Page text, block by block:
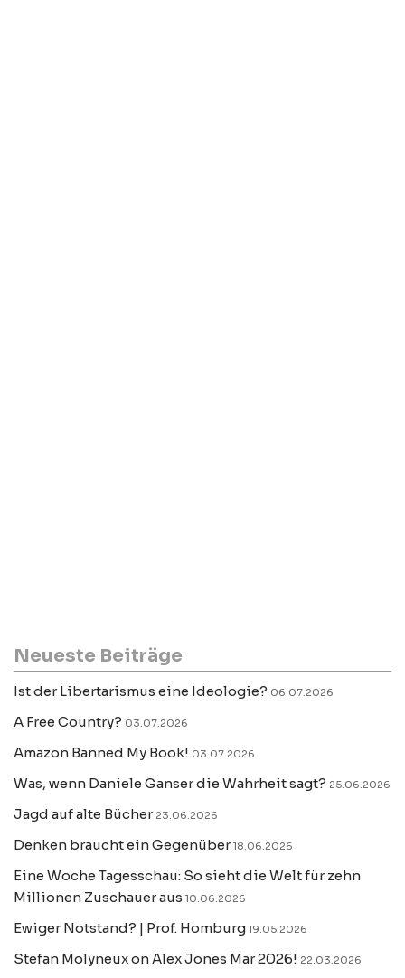
Neueste Beiträge
Ist der Libertarismus eine Ideologie? 06.07.2026
A Free Country? 03.07.2026
Amazon Banned My Book! 03.07.2026
Was, wenn Daniele Ganser die Wahrheit sagt? 25.06.2026
Jagd auf alte Bücher 23.06.2026
Denken braucht ein Gegenüber 18.06.2026
Eine Woche Tagesschau: So sieht die Welt für zehn
Millionen Zuschauer aus 10.06.2026
Ewiger Notstand? | Prof. Homburg 19.05.2026
Stefan Molyneux on Alex Jones Mar 2026! 22.03.2026